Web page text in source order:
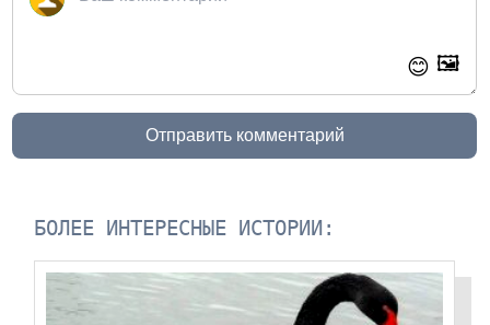
😊 🖼️
Отправить комментарий
БОЛЕЕ ИНТЕРЕСНЫЕ ИСТОРИИ: